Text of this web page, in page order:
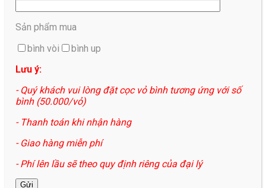
Sản phẩm mua
bình vòi
bình up
Lưu ý:
- Quý khách vui lòng đặt cọc vỏ bình tương ứng với số
bình (50.000/vỏ)
- Thanh toán khi nhận hàng
- Giao hàng miễn phí
- Phí lên lầu sẽ theo quy định riêng của đại lý